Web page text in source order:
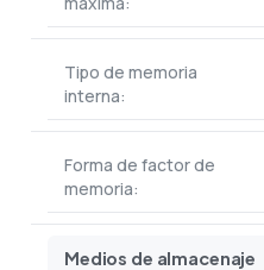
Tipo de memoria
interna:
Forma de factor de
memoria:
Medios de almacenaje